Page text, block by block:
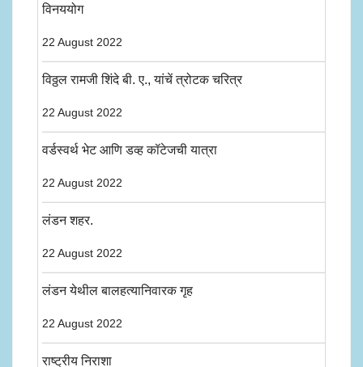
विनययोग
22 August 2022
विठ्ठल रामजी शिंदे बी. ए., यांचें त्रोटक चरित्र
22 August 2022
वर्डस्वर्थ भेट आणि डव्ह कॉटेजची यात्रा
22 August 2022
लंडन शहर.
22 August 2022
लंडन येथील बालहत्यानिवारक गृह
22 August 2022
राष्ट्रीय निराशा